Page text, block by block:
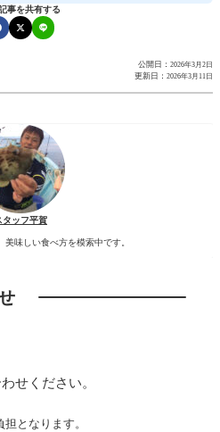
事を共有する
公開日： 2026年3月2日
更新日： 2026年3月11日
タッフ平賀
味しい食べ方を模索中です。
せください。
となります。